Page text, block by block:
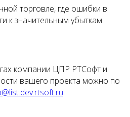
торговле, где ошибки в
к значительным убыткам.
компании ЦПР РТСофт и
вашего проекта можно по